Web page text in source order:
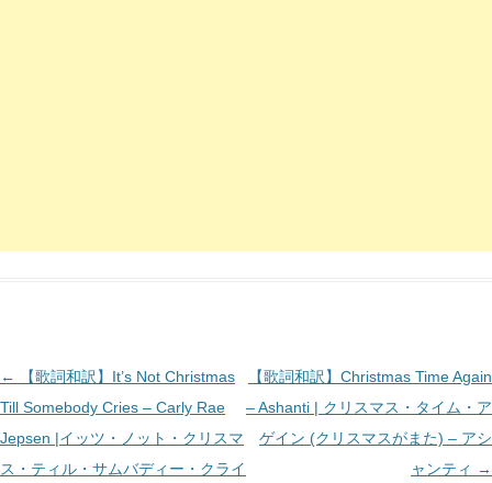
投
稿
ナ
ビ
←
【歌詞和訳】It’s Not Christmas
Till Somebody Cries – Carly Rae
Jepsen |イッツ・ノット・クリスマ
ス・ティル・サムバディー・クライ
【歌詞和訳】Christmas Time Again
– Ashanti | クリスマス・タイム・ア
ゲイン (クリスマスがまた) – アシ
ャンティ →